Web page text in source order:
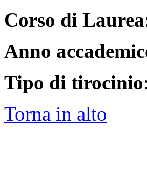
Corso di Laurea
Anno
Tipo di tirocinio
Torna in alto